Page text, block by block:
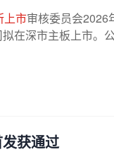
上市审核委员会2026
在深市主板上市。
获通过